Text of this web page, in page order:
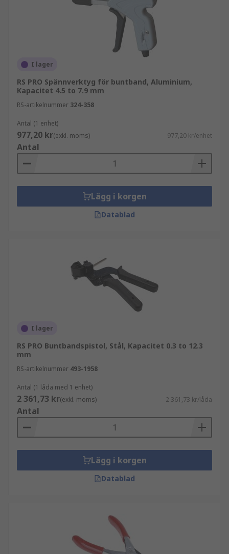
som används för att tillverka buntband. De
levereras vanligtvis med utbytbara blad och
kontroller som låter dig justera
spänningskraften som utövas på buntbanden.
I lager
RS PRO Spännverktyg för buntband, Aluminium,
Kapacitet 4.5 to 7.9 mm
RS-artikelnummer 324-358
Antal (1 enhet)
977,20 kr(exkl. moms) 977,20 kr/enhet
Antal
Lägg i korgen
Datablad
I lager
RS PRO Buntbandspistol, Stål, Kapacitet 0.3 to 12.3
mm
RS-artikelnummer 493-1958
Antal (1 låda med 1 enhet)
2 361,73 kr(exkl. moms) 2 361,73 kr/låda
Antal
Lägg i korgen
Datablad